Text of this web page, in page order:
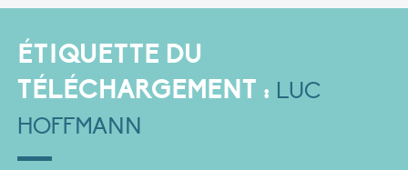
ÉTIQUETTE DU
TÉLÉCHARGEMENT : LUC
HOFFMANN